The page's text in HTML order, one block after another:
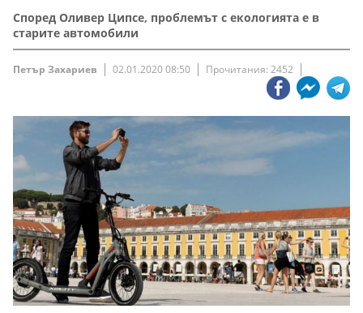
Според Оливер Ципсе, проблемът с екологията е в
старите автомобили
Петър Захариев 02.01.2020 08:50 Прочитания: 2452